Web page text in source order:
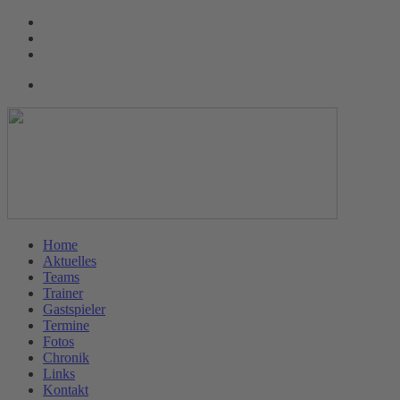
Home
Aktuelles
Teams
Trainer
Gastspieler
Termine
Fotos
Chronik
Links
Kontakt